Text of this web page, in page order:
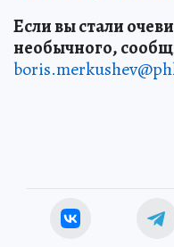
Если вы стали
необычного,